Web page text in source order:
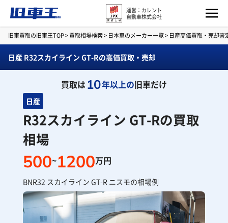
運営：カレント
自動車株式会社
旧車買取の旧車王TOP>買取相場検索> 日本車のメーカー一覧> 日産高価買取・売却査
日産 R32スカイライン GT-Rの高価買取・売却
買取は10年以上の旧車だけ
日産
R32スカイライン GT-Rの買取
相場
500~1200万円
BNR32 スカイライン GT-R ニスモの相場例